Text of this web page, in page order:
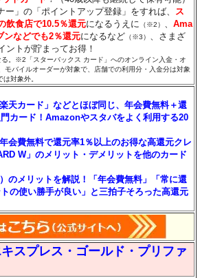
」の「ポイントアップ登録」をすれば、
ス
飲食店で10.5％還元になるうえに （※2） 、Ama
ンなどでも2％還元になるなど （※3）
、さまざ
ントが貯まってお得！
。※2「スターバックス カード」へのオンライン入金・オ
モバイルオーダーが対象で、店舗での利用分・入金分は対象
対象外。
天カード」などとほぼ同じ、年会費無料＋還
カード！Amazonやスタバをよく利用する20
会費無料で還元率1％以上のお得な高還元クレ
W」のメリット・デメリットを他のカード
のメリットを解説！「年会費無料」「常に還
の使い勝手が良い」と三拍子そろった高還元
スプレス・ゴールド・プリファ